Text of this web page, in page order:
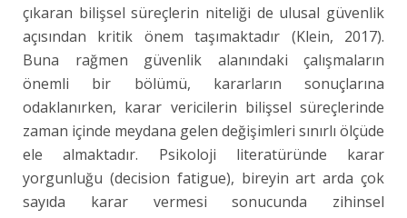
çıkaran bilişsel süreçlerin niteliği de ulusal güvenlik
açısından kritik önem taşımaktadır (Klein, 2017).
Buna rağmen güvenlik alanındaki çalışmaların
önemli bir bölümü, kararların sonuçlarına
odaklanırken, karar vericilerin bilişsel süreçlerinde
zaman içinde meydana gelen değişimleri sınırlı ölçüde
ele almaktadır. Psikoloji literatüründe karar
yorgunluğu (decision fatigue), bireyin art arda çok
sayıda karar vermesi sonucunda zihinsel